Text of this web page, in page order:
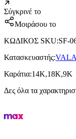
Σύγκρινέ το
Μοιράσου το
ΚΩΔΙΚΟΣ SKU:SF-
Κατασκευαστής:
Καράτια:14K,18K,9K
Δες όλα τα